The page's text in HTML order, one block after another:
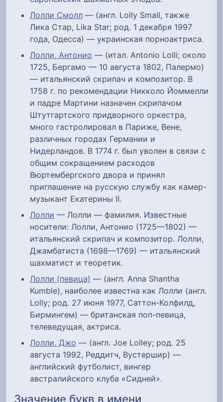
Лолли Смолл — (англ. Lolly Small, также
Лика Стар, Lika Star; род. 1 декабря 1997
года, Одесса) — украинская порноактриса.
Лолли, Антонио — (итал. Antonio Lolli; около
1725, Бергамо — 10 августа 1802, Палермо)
— итальянский скрипач и композитор. В
1758 г. по рекомендации Никколо Йоммелли
и падре Мартини назначен скрипачом
Штутгартского придворного оркестра,
много гастролировал в Париже, Вене,
различных городах Германии и
Нидерландов. В 1774 г. был уволен в связи с
общим сокращением расходов
Вюртембергского двора и принял
приглашение на русскую службу как камер-
музыкант Екатерины II.
Лолли — Лолли — фамилия. Известные
носители: Лолли, Антонио (1725—1802) —
итальянский скрипач и композитор. Лолли,
Джамбатиста (1698—1769) — итальянский
шахматист и теоретик.
Лолли (певица) — (англ. Anna Shantha
Kumble), наиболее известна как Лолли (англ.
Lolly; род. 27 июня 1977, Саттон-Колфилд,
Бирмингем) — британская поп-певица,
телеведущая, актриса.
Лолли, Джо — (англ. Joe Lolley; род. 25
августа 1992, Реддитч, Вустершир) —
английский футболист, вингер
австралийского клуба «Сидней».
Значение букв в имени